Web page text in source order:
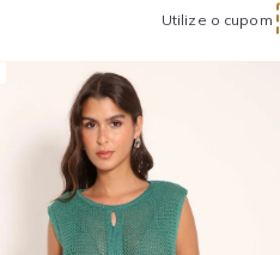
Utilize o cupom